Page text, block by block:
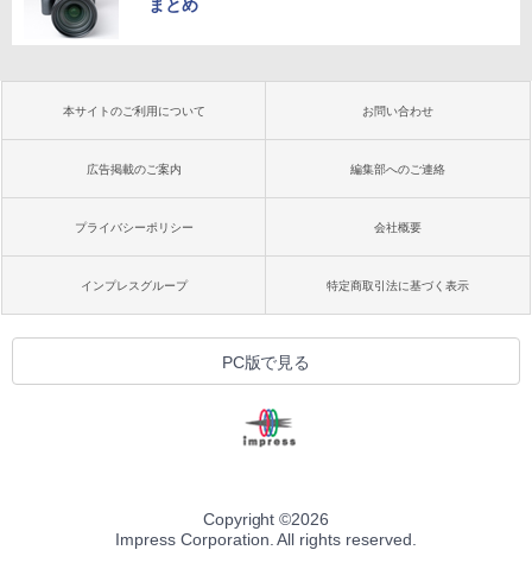
まとめ
本サイトのご利用について お問い合わせ
広告掲載のご案内 編集部へのご連絡
プライバシーポリシー 会社概要
インプレスグループ 特定商取引法に基づく表示
PC版で見る
Copyright ©2026
Impress Corporation. All rights reserved.